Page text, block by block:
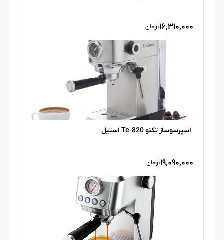
۱۶,۳۱۰,۰۰۰تومان
اسپرسوساز تکنو Te-820 استیل
۱۹,۰۹۰,۰۰۰تومان